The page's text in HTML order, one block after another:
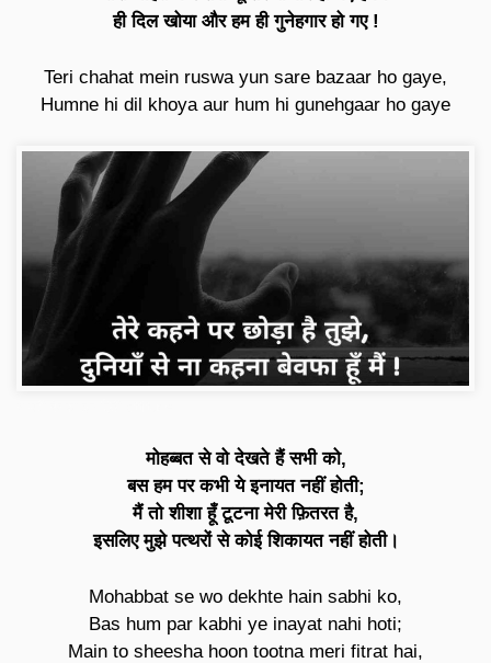
ही दिल खोया और हम ही गुनेहगार हो गए !
Teri chahat mein ruswa yun sare bazaar ho gaye,
Humne hi dil khoya aur hum hi gunehgaar ho gaye
मोहब्बत से वो देखते हैं सभी को,
बस हम पर कभी ये इनायत नहीं होती;
मैं तो शीशा हूँ टूटना मेरी फ़ितरत है,
इसलिए मुझे पत्थरों से कोई शिकायत नहीं होती।
Mohabbat se wo dekhte hain sabhi ko,
Bas hum par kabhi ye inayat nahi hoti;
Main to sheesha hoon tootna meri fitrat hai,